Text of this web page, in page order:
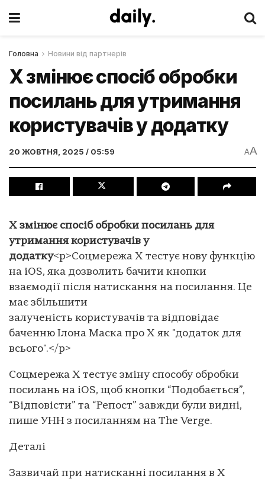
Головна Новини від партнерів
X змінює спосіб обробки
посилань для утримання
користувачів у додатку
20 ЖОВТНЯ, 2025 / 05:59 AA
X змінює спосіб обробки посилань для
утримання користувачів у
додатку<p>Соцмережа X тестує нову функцію
на iOS, яка дозволить бачити кнопки
взаємодії після натискання на посилання. Це
має збільшити
залученість користувачів та відповідає
баченню Ілона Маска про X як "додаток для
всього".</p>
Соцмережа X тестує зміну способу обробки
посилань на iOS, щоб кнопки “Подобається”,
“Відповісти” та “Репост” завжди були видні,
пише УНН з посиланням на The Verge.
Деталі
Зазвичай при натисканні посилання в X